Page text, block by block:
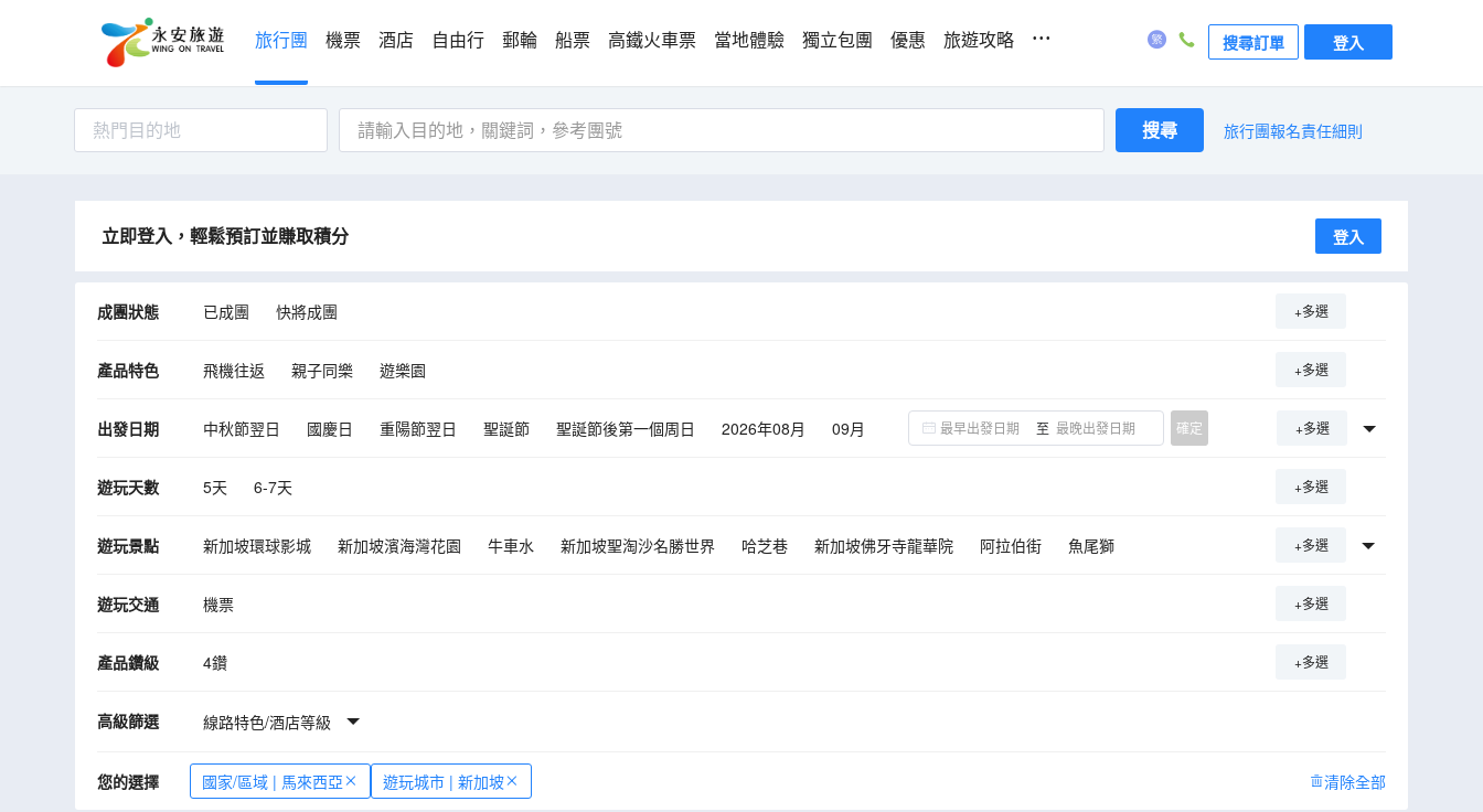
旅行團 機票 酒店 自由行 郵輪 船票 高鐵火車票 當地體驗 獨立包團 優惠 旅遊攻略 ... 搜尋訂單 登入
熱門目的地 搜尋 旅行團報名責任細則
立即登入，輕鬆預訂並賺取積分 登入
成團狀態 已成團 快將成團 +多選
產品特色 飛機往返 親子同樂 遊樂園 +多選
出發日期 中秋節翌日 國慶日 重陽節翌日 聖誕節 聖誕節後第一個周日 2026年08月
09月
至 確定 +多選
遊玩天數 5天 6-7天 +多選
遊玩景點 新加坡環球影城 新加坡濱海灣花園 牛車水 新加坡聖淘沙名勝世界 哈芝巷 新加坡佛牙寺龍華院 阿拉伯街
魚尾獅
敦拉薩國貿天空花園
SplashMania 水上樂園
+多選
遊玩交通 機票 +多選
產品鑽級 4鑽 +多選
高級篩選 線路特色/酒店等級
您的選擇 國家/區域 | 馬來西亞 遊玩城市 | 新加坡 清除全部